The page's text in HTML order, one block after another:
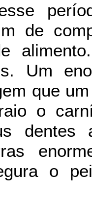
de
Um
que
o
dentes
o